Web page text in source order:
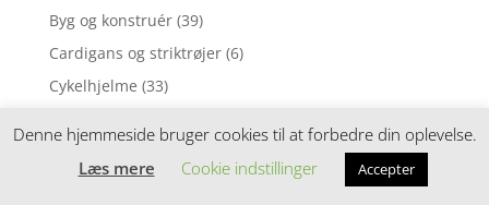
Byg og konstruér (39)
Cardigans og striktrøjer (6)
Cykelhjelme (33)
Dækkeservietter
(45)
Denne hjemmeside bruger cookies til at forbedre din oplevelse.
Læs mere
Cookie indstillinger Accepter